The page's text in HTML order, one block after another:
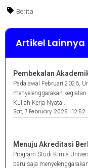
Berita
Artikel Lainnya
Pembekalan
Pada awal Februari 2026,
menyelenggarakan
Kuliah Kerja Nyata...
Sat, 7 February 2026 | 12:52
Menuju Akreditasi
Program Studi Kimia
baru saja